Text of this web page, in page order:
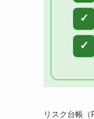
リスク台帳